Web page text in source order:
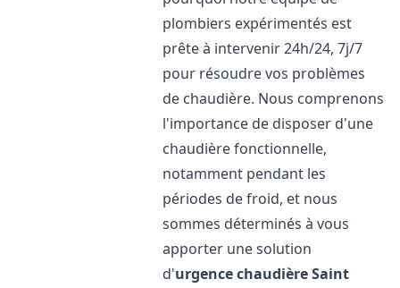
plombiers expérimentés est
prête à intervenir 24h/24, 7j/7
pour résoudre vos problèmes
de chaudière. Nous comprenons
l'importance de disposer d'une
chaudière fonctionnelle,
notamment pendant les
périodes de froid, et nous
sommes déterminés à vous
apporter une solution
d'urgence chaudièreSaint